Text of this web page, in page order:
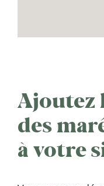
Ajoutez
des
à votre